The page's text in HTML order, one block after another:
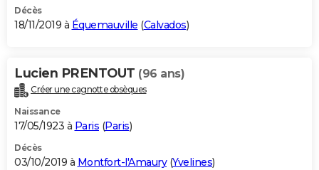
Décès
18/11/2019 à Équemauville (Calvados)
Lucien PRENTOUT (96 ans)
Créer une cagnotte obsèques
Naissance
17/05/1923 à Paris (Paris)
Décès
03/10/2019 à Montfort-l'Amaury(Yvelines)